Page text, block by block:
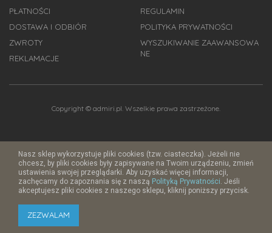
PŁATNOŚCI
DOSTAWA I ODBIÓR
ZWROTY
REKLAMACJE
REGULAMIN
POLITYKA PRYWATNOŚCI
WYSZUKIWANIE ZAAWANSOWA
NE
Copyright © admiri.pl. Wszelkie prawa zastrzeżone.
Nasz sklep wykorzystuje pliki cookies (tzw. ciasteczka). Jeżeli nie
chcesz, by pliki cookies były zapisywane na Twoim urządzeniu, zmień
ustawienia swojej przeglądarki. Aby uzyskać więcej informacji,
zachęcamy do zapoznania się z naszą Polityką Prywatności. Jeśli
akceptujesz pliki cookies z naszego sklepu, kliknij poniższy przycisk.
ZEZWALAM